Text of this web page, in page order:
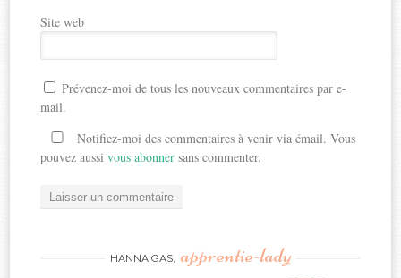
Site web
Prévenez-moi de tous les nouveaux commentaires par e-
mail.
Notifiez-moi des commentaires à venir via émail. Vous
pouvez aussivous abonner sans commenter.
HANNA GAS, apprentie-lady